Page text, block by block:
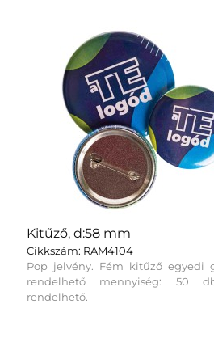
Kitűző, d:58 mm
Cikkszám: RAM4104
Pop jelvény. Fém kitűző egyedi
rendelhető mennyiség: 50
rendelhető.